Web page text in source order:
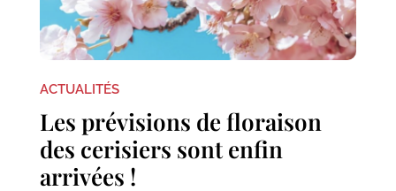
ACTUALITÉS
Les prévisions de floraison
des cerisiers sont enfin
arrivées !